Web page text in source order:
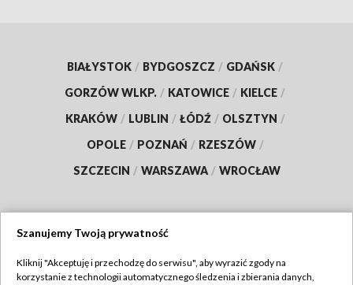
BIAŁYSTOK / BYDGOSZCZ / GDAŃSK /
GORZÓW WLKP. / KATOWICE / KIELCE /
KRAKÓW / LUBLIN / ŁÓDŹ / OLSZTYN /
OPOLE / POZNAŃ / RZESZÓW /
SZCZECIN / WARSZAWA / WROCŁAW
TVP
Szanujemy Twoją prywatność
Kliknij "Akceptuję i przechodzę do serwisu", aby wyrazić zgody na
korzystanie z technologii automatycznego śledzenia i zbierania danych,